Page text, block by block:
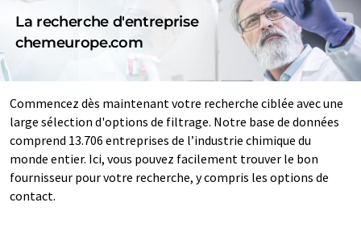
La recherche d'entreprise
chemeurope.com
Commencez dès maintenant votre recherche ciblée avec une
large sélection d'options de filtrage. Notre base de données
comprend 13.706 entreprises de l’industrie chimique du
monde entier. Ici, vous pouvez facilement trouver le bon
fournisseur pour votre recherche, y compris les options de
contact.